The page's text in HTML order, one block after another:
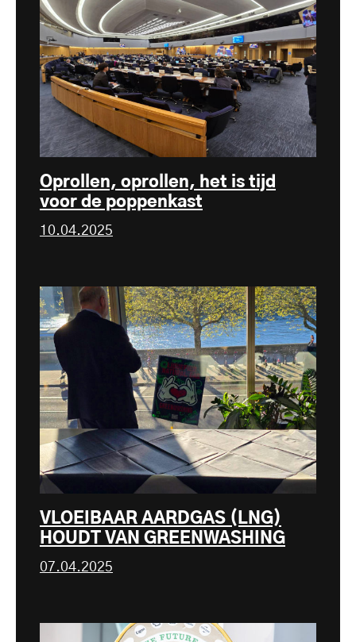
Oprollen, oprollen, het is tijd
voor de poppenkast
10.04.2025
VLOEIBAAR AARDGAS (LNG)
HOUDT VAN GREENWASHING
07.04.2025